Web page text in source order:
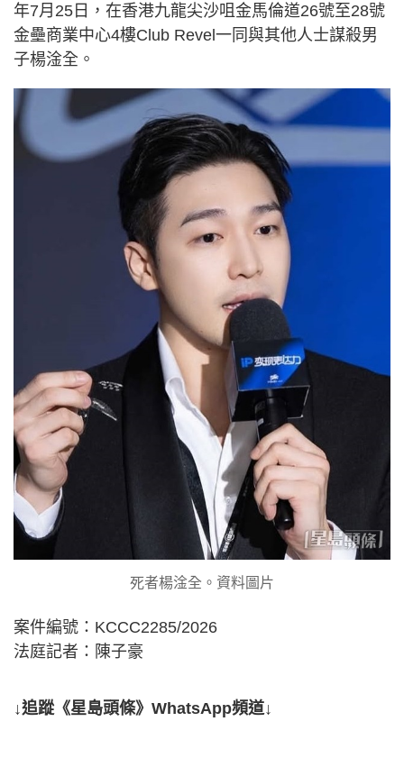
年7月25日，在香港九龍尖沙咀金馬倫道26號至28號
金壘商業中心4樓Club Revel一同與其他人士謀殺男
子楊淦全。
死者楊淦全。資料圖片
案件編號：KCCC2285/2026
法庭記者：陳子豪
↓追蹤《星島頭條》WhatsApp頻道↓